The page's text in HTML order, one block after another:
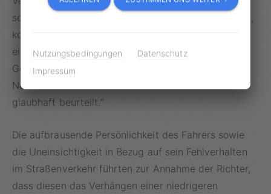
sofort laut wird, wenn ihm ein Satz nicht genehm ist,
konnte sich das Gericht in der Hauptverhandlung
einen eigenen Eindruck verschaffen, sodass das
Gericht auch die Aussagen der Zeugen zum
Nachtatverhalten des Betroffenen als überaus
glaubhaft beurteilt.“
Die aufbrausende Persönlichkeit des Fahrers sowie
die Uneinsichtigkeit in Bezug auf sein Fehlverhalten
im Straßenverkehr führten zur Annahme der Richter,
dass diesen das Verhängen einer niedrigeren
Nutzungsbedingungen
Datenschutz
Impressum